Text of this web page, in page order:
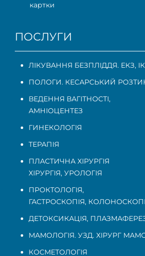
картки
ПОСЛУГИ
ЛІКУВАННЯ БЕЗПЛІДДЯ. ЕКЗ,
ПОЛОГИ. КЕСАРСЬКИЙ
ВЕДЕННЯ ВАГІТНОСТІ,
АМНІОЦЕНТЕЗ
ГИНЕКОЛОГІЯ
ТЕРАПІЯ
ПЛАСТИЧНА ХІРУРГІЯ
ХІРУРГІЯ, УРОЛОГІЯ
ПРОКТОЛОГІЯ,
ГАСТРОСКОПІЯ,
ДЕТОКСИКАЦІЯ,
МАМОЛОГІЯ. УЗД. ХІРУРГ
КОСМЕТОЛОГІЯ